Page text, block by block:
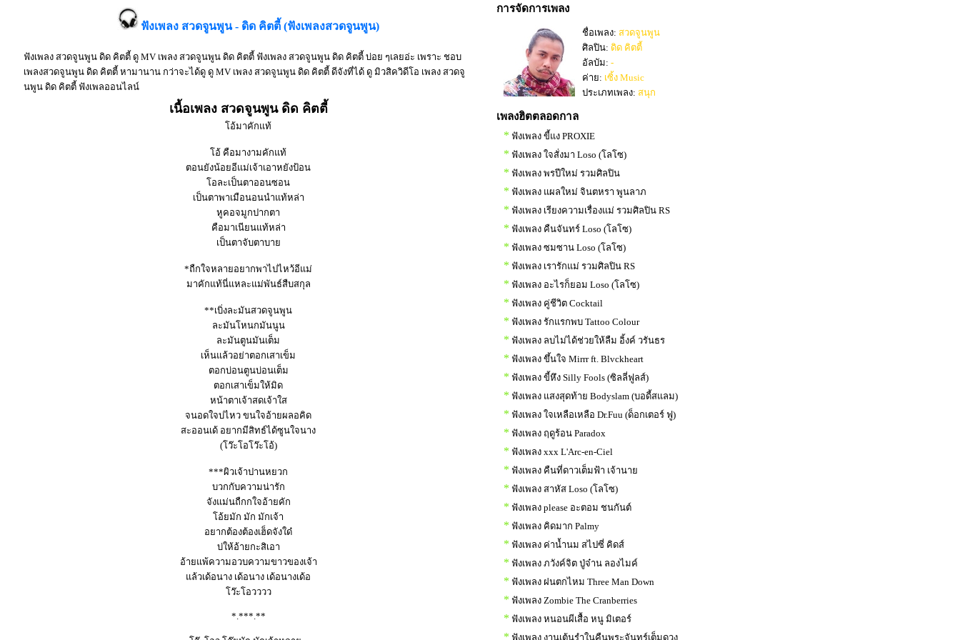
ฟังเพลง สวดจูนพูน - ดิด คิตตี้ (ฟังเพลงสวดจูนพูน)
ฟังเพลง สวดจูนพูน ดิด คิตตี้ ดู MV เพลง สวดจูนพูน ดิด คิตตี้ ฟังเพลง สวดจูนพูน ดิด คิตตี้ บ่อย ๆเลยอ่ะ เพราะ ชอบ
เพลงสวดจูนพูน ดิด คิตตี้ หามานาน กว่าจะได้ดู ดู MV เพลง สวดจูนพูน ดิด คิตตี้ ดีจังที่ได้ ดู มิวสิควิดีโอ เพลง สวดจู
นพูน ดิด คิตตี้ ฟังเพลออนไลน์
เนื้อเพลง สวดจูนพูน ดิด คิตตี้
โอ้มาคักแท้
โอ้ คือมางามคักแท้
ตอนยังน้อยอีแม่เจ้าเอาหยังป้อน
โอละเป็นตาออนซอน
เป็นตาพาเมือนอนนำแท้หล่า
หูคอจมูกปากตา
คือมาเนียนแท้หล่า
เป็นตาจับตาบาย
*ถืกใจหลายอยากพาไปไหว้อีแม่
มาคักแท้นี่แหละแม่พันธ์สืบสกุล
**เบิ่งละมันสวดจูนพูน
ละมันโหนกมันนูน
ละมันตูนมันเต็ม
เห็นแล้วอย่าตอกเสาเข็ม
ตอกบ่อนตูนบ่อนเต็ม
ตอกเสาเข็มให้มิด
หน้าตาเจ้าสดเจ้าใส
จนอดใจบ่ไหว ขนใจอ้ายผลอคิด
สะออนเด้ อยากมีสิทธ์ได้ซูนใจนาง
(โว๊ะโอโว๊ะโอ้)
***ผิวเจ้าปานหยวก
บวกกับความน่ารัก
จังแม่นถืกกใจอ้ายคัก
โอ้ยมัก มัก มักเจ้า
อยากต้องต้องเฮ็ดจังใด๋
บ่ให้อ้ายกะสิเอา
อ้ายแพ้ความอวบความขาวของเจ้า
แล้วเด้อนาง เด้อนาง เด้อนางเด้อ
โว๊ะโอวววว
*.***.**
การจัดการเพลง
ชื่อเพลง: สวดจูนพูน
ศิลปิน: ดิด คิตตี้
อัลบัม: -
ค่าย: เซิ้ง Music
ประเภทเพลง: สนุก
เพลงฮิตตลอดกาล
* ฟังเพลง ขี้แง PROXIE
* ฟังเพลง ใจสั่งมา Loso (โลโซ)
* ฟังเพลง พรปีใหม่ รวมศิลปิน
* ฟังเพลง แผลใหม่ จินตหรา พูนลาภ
* ฟังเพลง เรียงความเรื่องแม่ รวมศิลปิน RS
* ฟังเพลง คืนจันทร์ Loso (โลโซ)
* ฟังเพลง ซมซาน Loso (โลโซ)
* ฟังเพลง เรารักแม่ รวมศิลปิน RS
* ฟังเพลง อะไรก็ยอม Loso (โลโซ)
* ฟังเพลง คู่ชีวิต Cocktail
* ฟังเพลง รักแรกพบ Tattoo Colour
* ฟังเพลง ลบไม่ได้ช่วยให้ลืม อิ้งค์ วรันธร
* ฟังเพลง ขึ้นใจ Mirrr ft. Blvckheart
* ฟังเพลง ขี้หึง Silly Fools (ซิลลี่ฟูลส์)
* ฟังเพลง แสงสุดท้าย Bodyslam (บอดี้สแลม)
* ฟังเพลง ใจเหลือเหลือ Dr.Fuu (ด็อกเตอร์ ฟู)
* ฟังเพลง ฤดูร้อน Paradox
* ฟังเพลง xxx L'Arc-en-Ciel
* ฟังเพลง คืนที่ดาวเต็มฟ้า เจ้านาย
* ฟังเพลง สาหัส Loso (โลโซ)
* ฟังเพลง please อะตอม ชนกันต์
* ฟังเพลง คิดมาก Palmy
* ฟังเพลง ค่าน้ำนม สไปซี่ คิดส์
* ฟังเพลง ภวังค์จิต ปู่จ๋าน ลองไมค์
* ฟังเพลง ฝนตกไหม Three Man Down
* ฟังเพลง Zombie The Cranberries
* ฟังเพลง หนอนผีเสื้อ หนู มิเตอร์
* ฟังเพลง งานเต้นรำในคืนพระจันทร์เต็มดวง